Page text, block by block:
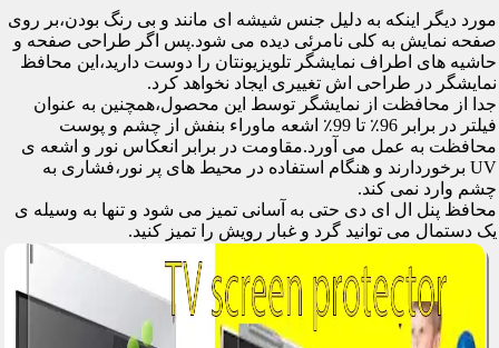
مورد دیگر اینکه به دلیل جنس شیشه ای مانند و بی رنگ بودن،بر روی
صفحه نمایش به کلی نامرئی دیده می شود.پس اگر طراحی صفحه و
حاشیه های اطراف نمایشگر تلویزیونتان را دوست دارید،این محافظ
نمایشگر در طراحی اش تغییری ایجاد نخواهد کرد.
جدا از محافظت از نمایشگر توسط این محصول،همچنین به عنوان
فیلتر در برابر 96٪ تا 99٪ اشعه ماوراء بنفش از چشم و پوست
محافظت به عمل می آورد.مقاومت در برابر انعکاس نور و اشعه ی
UV برخوردارند و هنگام استفاده در محیط های پر نور،فشاری به
چشم وارد نمی کند.
محافظ پنل ال ای دی حتی به آسانی تمیز می شود و تنها به وسیله ی
یک دستمال می توانید گرد و غبار رویش را تمیز کنید.